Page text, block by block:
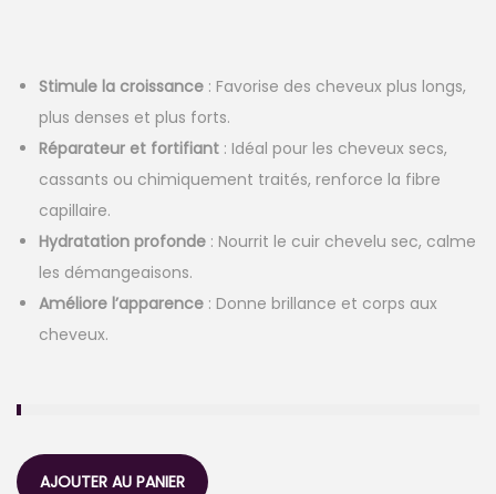
Stimule la croissance : Favorise des cheveux plus longs,
plus denses et plus forts.
Réparateur et fortifiant : Idéal pour les cheveux secs,
cassants ou chimiquement traités, renforce la fibre
capillaire.
Hydratation profonde : Nourrit le cuir chevelu sec, calme
les démangeaisons.
Améliore l’apparence : Donne brillance et corps aux
cheveux.
AJOUTER AU PANIER